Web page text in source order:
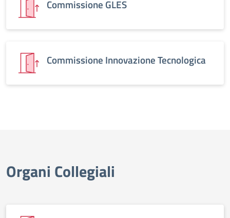
Commissione GLES
Commissione Innovazione Tecnologica
Organi Collegiali